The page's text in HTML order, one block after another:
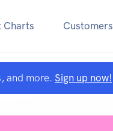
Charts Customers
and more. Sign up now!